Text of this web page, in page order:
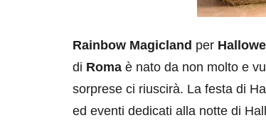
Rainbow Magicland per
di Roma è nato da non molto e
sorprese ci riuscirà. La festa di
ed eventi dedicati alla notte di